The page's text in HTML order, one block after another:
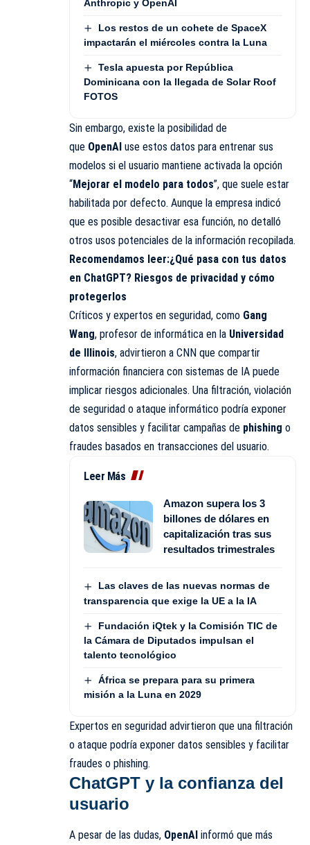
Anthropic y OpenAI
Los restos de un cohete de SpaceX
impactarán el miércoles contra la Luna
Tesla apuesta por República
Dominicana con la llegada de Solar Roof
FOTOS
Sin embargo, existe la posibilidad de
que OpenAI use estos datos para entrenar sus
modelos si el usuario mantiene activada la opción
“Mejorar el modelo para todos”, que suele estar
habilitada por defecto. Aunque la empresa indicó
que es posible desactivar esa función, no detalló
otros usos potenciales de la información recopilada.
Recomendamos leer:¿Qué pasa con tus datos
en ChatGPT? Riesgos de privacidad y cómo
protegerlos
Críticos y expertos en seguridad, como Gang
Wang, profesor de informática en la Universidad
de Illinois, advirtieron a CNN que compartir
información financiera con sistemas de IA puede
implicar riesgos adicionales. Una filtración, violación
de seguridad o ataque informático podría exponer
datos sensibles y facilitar campañas de phishing o
fraudes basados en transacciones del usuario.
Leer Más
Amazon supera los 3
billones de dólares en
capitalización tras sus
resultados trimestrales
Las claves de las nuevas normas de
transparencia que exige la UE a la IA
Fundación iQtek y la Comisión TIC de
la Cámara de Diputados impulsan el
talento tecnológico
África se prepara para su primera
misión a la Luna en 2029
Expertos en seguridad advirtieron que una filtración
o ataque podría exponer datos sensibles y facilitar
fraudes o phishing.
ChatGPT y la confianza del
usuario
A pesar de las dudas, OpenAI informó que más